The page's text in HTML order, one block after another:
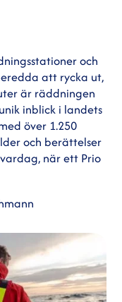
och
att rycka ut,
är räddningen
inblick i landets
över 1.250
och berättelser
när ett Prio